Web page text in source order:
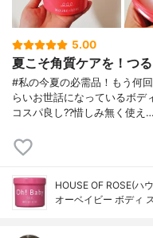
5.00
夏こそ角質ケアを！つ
#私の今夏の必需品！もう何
らいお世話になっているボデ
コスパ良し??惜しみ無く使え…
HOUSE OF ROSE(ハ
オーベイビー ボディ